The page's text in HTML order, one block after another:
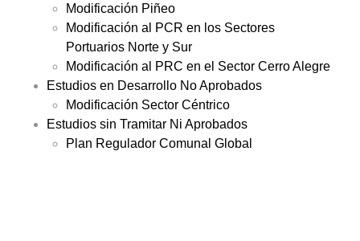
Modificación Piñeo
Modificación al PCR en los Sectores
Portuarios Norte y Sur
Modificación al PRC en el Sector Cerro Alegre
Estudios en Desarrollo No Aprobados
Modificación Sector Céntrico
Estudios sin Tramitar Ni Aprobados
Plan Regulador Comunal Global